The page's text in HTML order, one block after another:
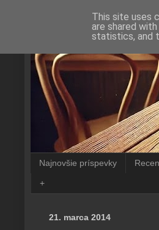
Najnovšie príspevky
+
21. marca 2014
This site uses
are shared
statistics, and